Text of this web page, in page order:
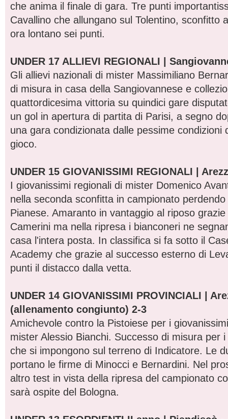
che anima il finale di gara. Tre punti
Cavallino che allungano sul Tolentino, sconfitto
ora lontano sei punti.
UNDER 17 ALLIEVI REGIONALI |
Gli allievi nazionali di mister Massimiliano
di misura in casa della Sangiovannese e
quattordicesima vittoria su quindici gare
un gol in apertura di partita di Parisi, a segno
una gara condizionata dalle pessime condizioni
gioco.
UNDER 15 GIOVANISSIMI REGIONALI |
I giovanissimi regionali di mister Domenico
nella seconda sconfitta in campionato
Pianese. Amaranto in vantaggio al riposo
Camerini ma nella ripresa i bianconeri ne
casa l'intera posta. In classifica si fa sotto il
Academy che grazie al successo esterno di
punti il distacco dalla vetta.
UNDER 14 GIOVANISSIMI PROVINCIALI |
(allenamento congiunto) 2-3
Amichevole contro la Pistoiese per i
mister Alessio Bianchi. Successo di misura per
che si impongono sul terreno di Indicatore. Le
portano le firme di Minocci e Bernardini. Nel
altro test in vista della ripresa del campionato
sarà ospite del Bologna.